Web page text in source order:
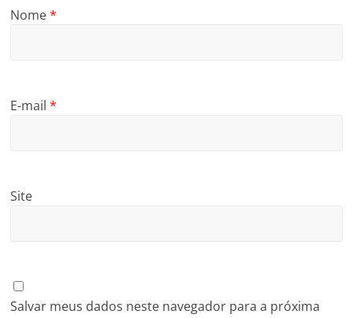
Nome*
E-mail*
Site
Salvar meus dados neste navegador para a próxima